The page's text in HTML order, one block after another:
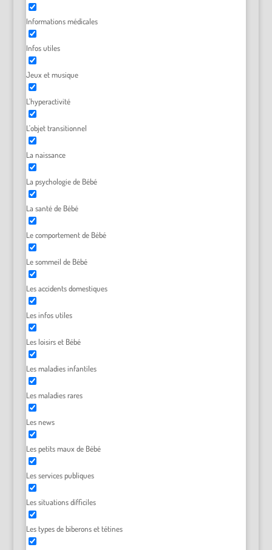
Informations médicales
Infos utiles
Jeux et musique
L'hyperactivité
L'objet transitionnel
La naissance
La psychologie de Bébé
La santé de Bébé
Le comportement de Bébé
Le sommeil de Bébé
Les accidents domestiques
Les infos utiles
Les loisirs et Bébé
Les maladies infantiles
Les maladies rares
Les news
Les petits maux de Bébé
Les services publiques
Les situations difficiles
Les types de biberons et tétines